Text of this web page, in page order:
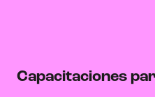
Capacitaciones